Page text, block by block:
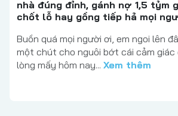
nhà đúng đỉnh, gánh nợ 1,5 tỷm
chốt lỗ hay gồng tiếp hả mọi
Buồn quá mọi người ơi, em ngoi lên
một chút cho nguôi bớt cái cảm giác
lòng mấy hôm nay... Xem thêm